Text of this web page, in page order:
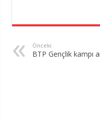
Önceki
BTP Gençlik kampı